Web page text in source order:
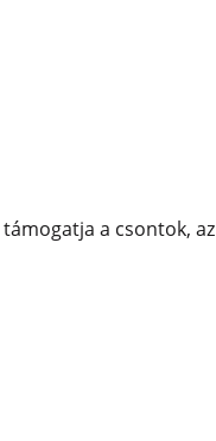
a csontok, az